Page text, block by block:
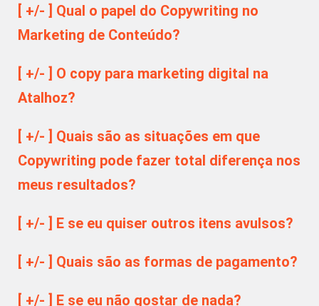
[ +/- ] Qual o papel do Copywriting no
Marketing de Conteúdo?
[ +/- ] O copy para marketing digital na
Atalhoz?
[ +/- ] Quais são as situações em que
Copywriting pode fazer total diferença nos
meus resultados?
[ +/- ] E se eu quiser outros itens avulsos?
[ +/- ] Quais são as formas de pagamento?
[ +/- ] E se eu não gostar de nada?